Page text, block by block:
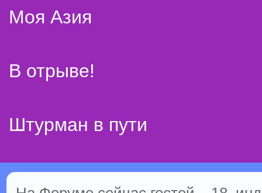
Моя Азия
В отрыве!
Штурман в пути